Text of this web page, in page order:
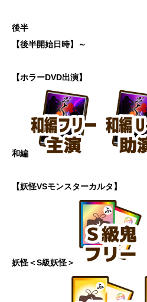
後半
【後半開始日時】～
【ホラーDVD出演】
和編
【妖怪VSモンスターカルタ】
妖怪＜S級妖怪＞